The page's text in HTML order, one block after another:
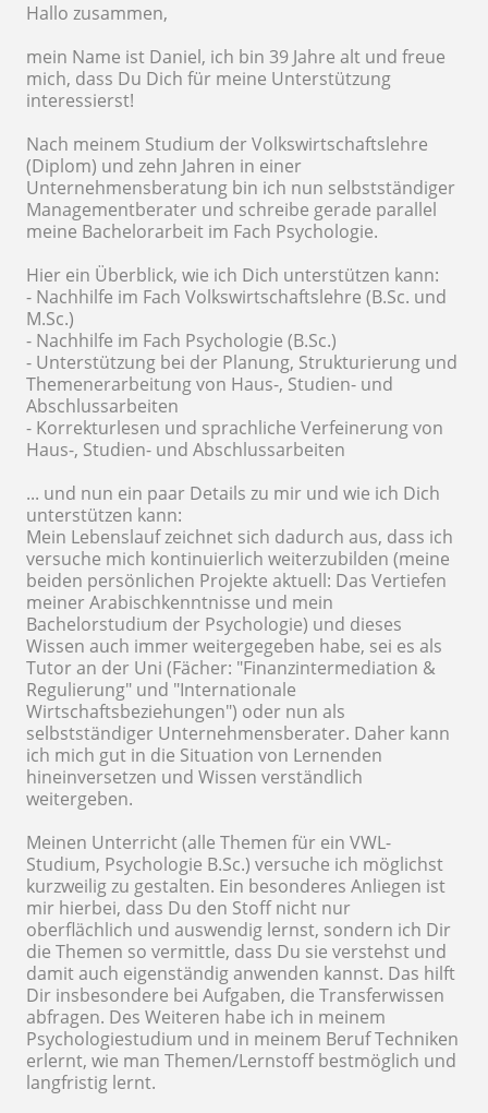
Hallo zusammen,
mein Name ist Daniel, ich bin 39 Jahre alt und freue
mich, dass Du Dich für meine Unterstützung
interessierst!
Nach meinem Studium der Volkswirtschaftslehre
(Diplom) und zehn Jahren in einer
Unternehmensberatung bin ich nun selbstständiger
Managementberater und schreibe gerade parallel
meine Bachelorarbeit im Fach Psychologie.
Hier ein Überblick, wie ich Dich unterstützen kann:
- Nachhilfe im Fach Volkswirtschaftslehre (B.Sc. und
M.Sc.)
- Nachhilfe im Fach Psychologie (B.Sc.)
- Unterstützung bei der Planung, Strukturierung und
Themenerarbeitung von Haus-, Studien- und
Abschlussarbeiten
- Korrekturlesen und sprachliche Verfeinerung von
Haus-, Studien- und Abschlussarbeiten
... und nun ein paar Details zu mir und wie ich Dich
unterstützen kann:
Mein Lebenslauf zeichnet sich dadurch aus, dass ich
versuche mich kontinuierlich weiterzubilden (meine
beiden persönlichen Projekte aktuell: Das Vertiefen
meiner Arabischkenntnisse und mein
Bachelorstudium der Psychologie) und dieses
Wissen auch immer weitergegeben habe, sei es als
Tutor an der Uni (Fächer: "Finanzintermediation &
Regulierung" und "Internationale
Wirtschaftsbeziehungen") oder nun als
selbstständiger Unternehmensberater. Daher kann
ich mich gut in die Situation von Lernenden
hineinversetzen und Wissen verständlich
weitergeben.
Meinen Unterricht (alle Themen für ein VWL-
Studium, Psychologie B.Sc.) versuche ich möglichst
kurzweilig zu gestalten. Ein besonderes Anliegen ist
mir hierbei, dass Du den Stoff nicht nur
oberflächlich und auswendig lernst, sondern ich Dir
die Themen so vermittle, dass Du sie verstehst und
damit auch eigenständig anwenden kannst. Das hilft
Dir insbesondere bei Aufgaben, die Transferwissen
abfragen. Des Weiteren habe ich in meinem
Psychologiestudium und in meinem Beruf Techniken
erlernt, wie man Themen/Lernstoff bestmöglich und
langfristig lernt.